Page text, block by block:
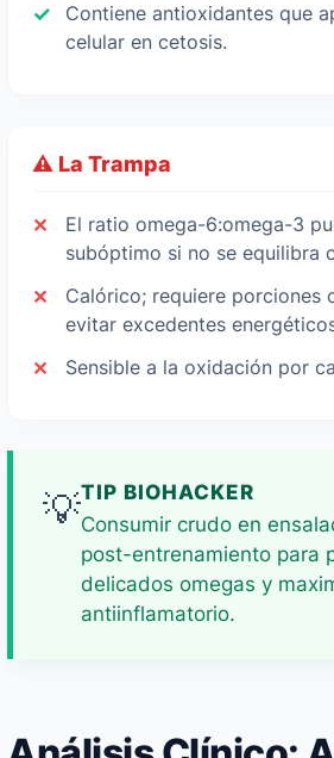
Contiene antioxidantes que
celular en cetosis.
⚠️ La Trampa
El ratio omega-6:omega-3
subóptimo si no se equilibra
Calórico; requiere porciones
evitar excedentes
Sensible a la oxidación por
💡TIP BIOHACKER
Consumir crudo en
post-entrenamiento para
delicados omegas y
antiinflamatorio.